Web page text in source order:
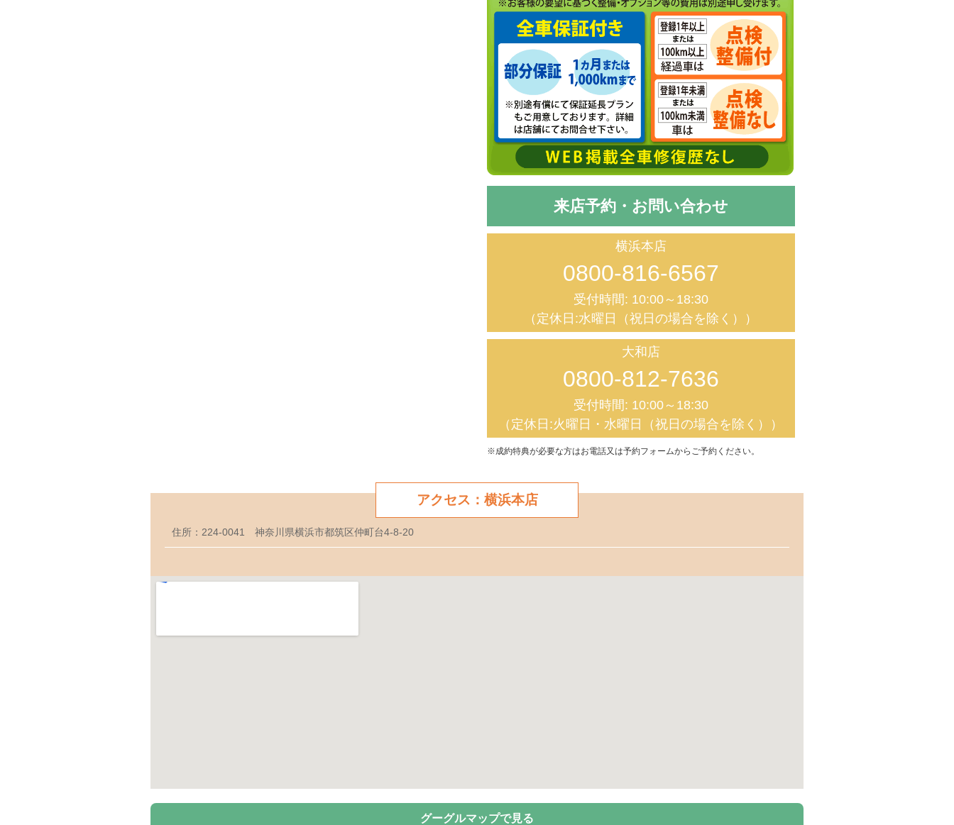
来店予約・お問い合わせ
横浜本店
0800-816-6567
受付時間: 10:00～18:30
（定休日:水曜日（祝日の場合を除く））
大和店
0800-812-7636
受付時間: 10:00～18:30
（定休日:火曜日・水曜日（祝日の場合を除く））
※成約特典が必要な方はお電話又は予約フォームからご予約ください。
アクセス：横浜本店
住所：224-0041 神奈川県横浜市都筑区仲町台4-8-20
グーグルマップで見る